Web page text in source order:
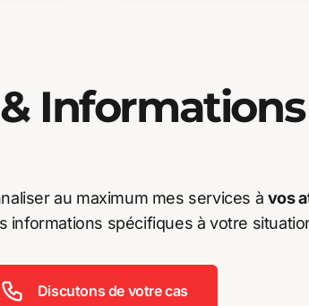
Informations
au maximum mes services à vos
informations spécifiques à votre
Discutons de votre cas